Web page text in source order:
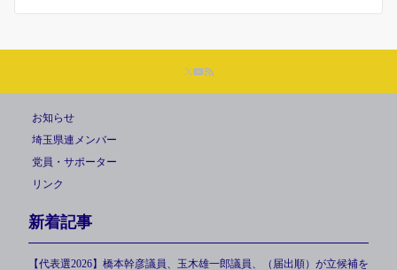
お知らせ
埼玉県連メンバー
党員・サポーター
リンク
新着記事
【代表選2026】橋本幹彦議員、玉木雄一郎議員、（届出順）が立候補を